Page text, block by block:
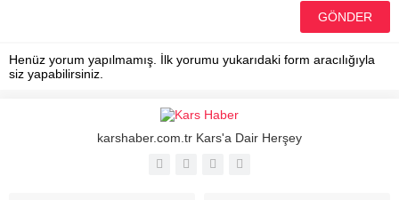
Henüz yorum yapılmamış. İlk yorumu yukarıdaki form aracılığıyla
siz yapabilirsiniz.
karshaber.com.tr Kars'a Dair Herşey